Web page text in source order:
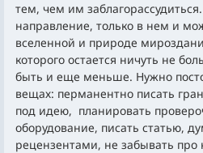
тем, чем им
направление, только в нем и
вселенной и природе
которого остается ничуть не
быть и еще меньше. Нужно
вещах: перманентно писать
под идею, планировать
оборудование, писать статью,
рецензентами, не забывать